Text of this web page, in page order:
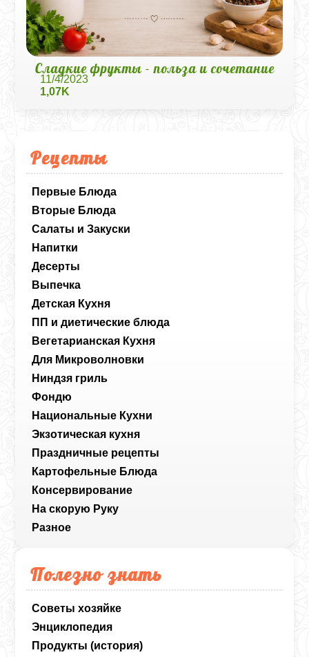
Рецепты
Первые Блюда
Вторые Блюда
Салаты и Закуски
Напитки
Десерты
Выпечка
Детская Кухня
ПП и диетические блюда
Вегетарианская Кухня
Для Микроволновки
Ниндзя гриль
Фондю
Национальные Кухни
Экзотическая кухня
Праздничные рецепты
Картофельные Блюда
Консервирование
На скорую Руку
Разное
Полезно знать
Советы хозяйке
Энциклопедия
Продукты (история)
Сладкие фрукты - польза и сочетание
11/4/2023
1,07K